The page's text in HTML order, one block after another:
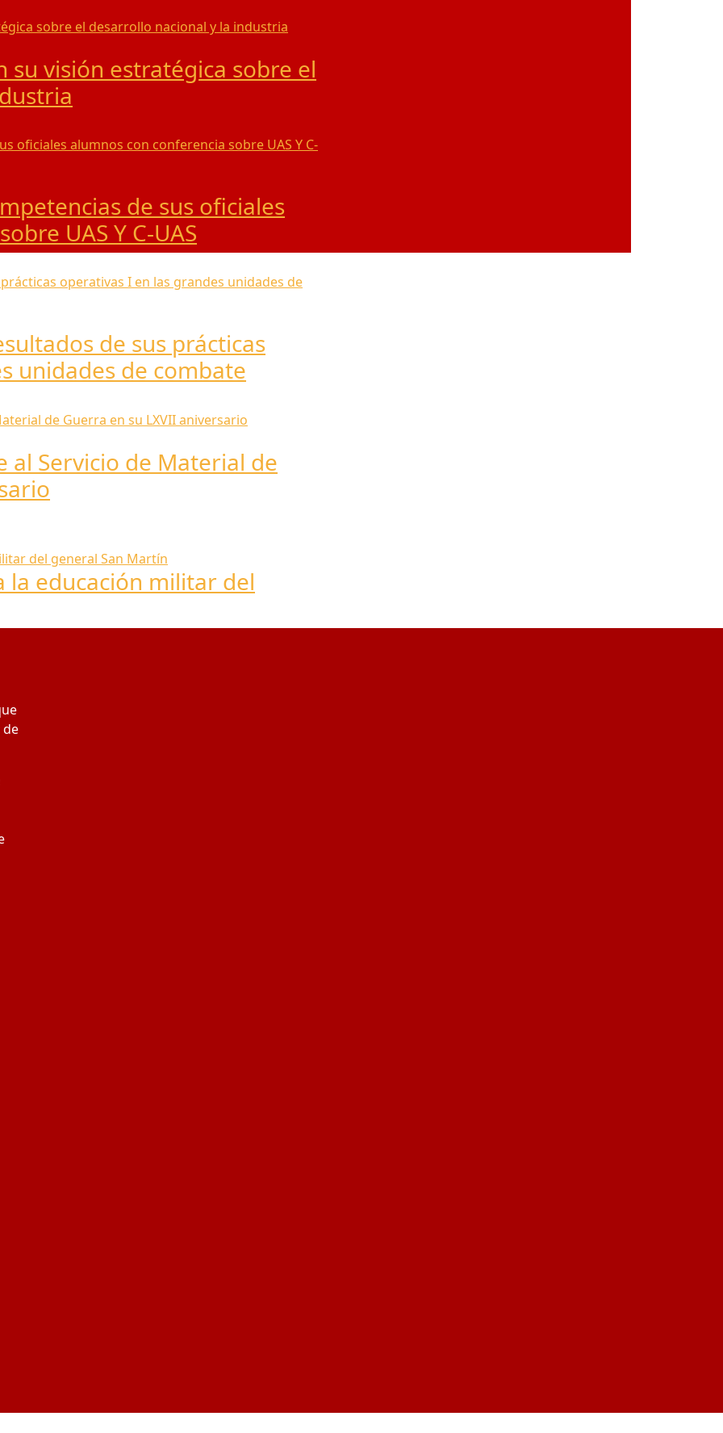
visión estratégica sobre el
de sus oficiales
UAS Y C-UAS
de sus prácticas
unidades de combate
al Servicio de Material de
educación militar del
de